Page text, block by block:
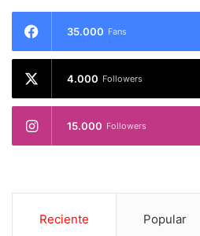
35.000 Fans
4.000 Followers
15.000 Followers
Reciente Popular